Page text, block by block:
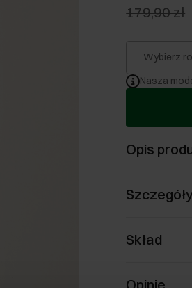
179,90 zł -
Wybierz
Nasza
Opis
Skład
Opinie